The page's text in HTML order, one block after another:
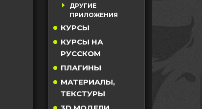
ДРУГИЕ
ПРИЛОЖЕНИЯ
КУРСЫ
КУРСЫ НА
РУССКОМ
ПЛАГИНЫ
МАТЕРИАЛЫ,
ТЕКСТУРЫ